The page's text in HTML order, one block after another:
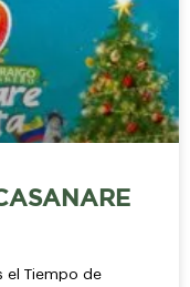
el Tiempo de